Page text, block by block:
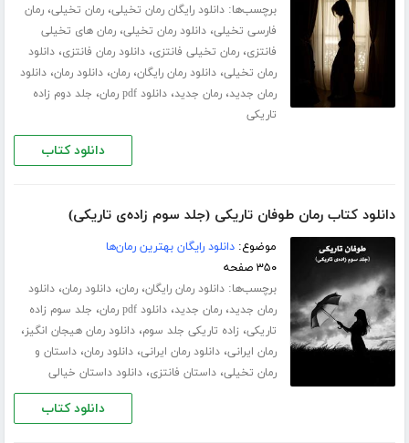
برچسب‌ها:دانلود رایگان رمان تخیلی،رمان تخیلی،رمان
فارسی تخیلی،دانلود رمان تخیلی،رمان های تخیلی
فانتزی،رمان تخیلی فانتزی،دانلود رمان فانتزی،دانلود
رمان تخیلی،دانلود رمان رایگان،رمان،دانلود رمان،دانلود
رمان جدید،رمان جدید،دانلود pdf رمان ، جلد دوم زاده
تاریکی
دانلود کتاب
دانلود کتاب رمان طوفان تاریکی (جلد سوم زاده‌ی تاریکی)
موضوع:دانلود رایگان بهترین رمان‌ها
۳۵۰ صفحه
برچسب‌ها:دانلود رمان رایگان،رمان،دانلود رمان،دانلود
رمان جدید،رمان جدید،دانلود pdf رمان ، جلد سوم زاده
تاریکی، زاده تاریکی جلد سوم،دانلود رمان هیجان انگیز،
رمان ایرانی،دانلود رمان ایرانی،دانلود رمان،داستان و
رمان تخیلی،داستان فانتزی،دانلود داستان خیالی
دانلود کتاب